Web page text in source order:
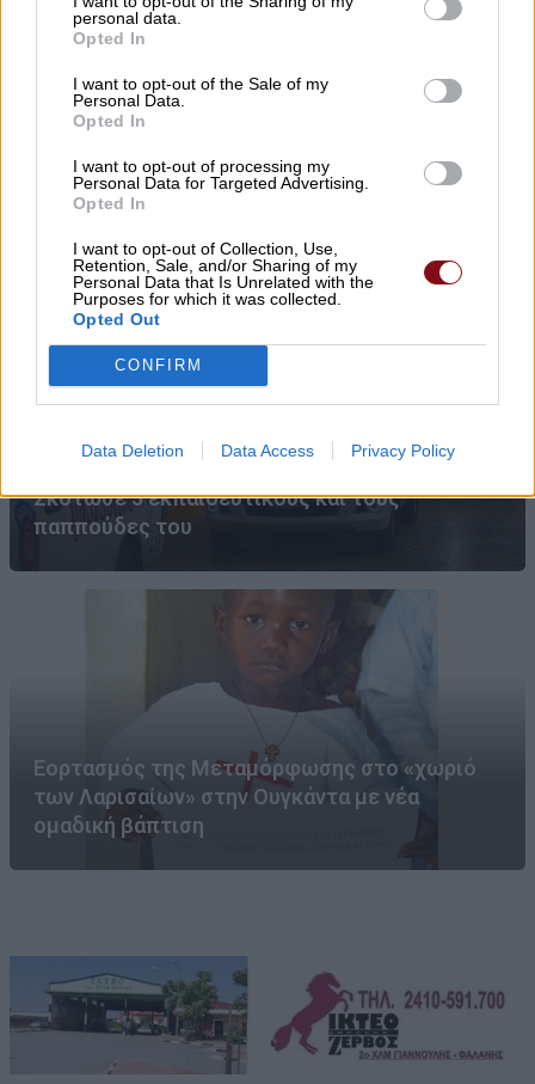
personal data.
Opted In
I want to opt-out of the Sale of my
Personal Data.
Opted In
I want to opt-out of processing my
Personal Data for Targeted Advertising.
Opted In
I want to opt-out of Collection, Use,
Retention, Sale, and/or Sharing of my
Personal Data that Is Unrelated with the
Purposes for which it was collected.
Opted Out
CONFIRM
Data Deletion Data Access Privacy Policy
Προσλήψεις επικουρικού νοσηλευτικού
Σκότωσε 5 εκπαιδευτικούς και τους
παππούδες του
Εορτασμός της Μεταμόρφωσης στο «χωριό
των Λαρισαίων» στην Ουγκάντα με νέα
ομαδική βάπτιση